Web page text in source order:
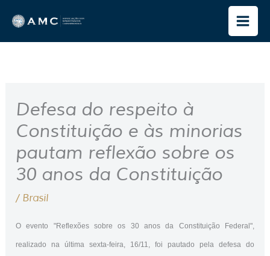
para
o
Defesa do respeito à
Constituição e às minorias
pautam reflexão sobre os
30 anos da Constituição
/ Brasil
O evento "Reflexões sobre os 30 anos da Constituição Federal",
realizado na última sexta-feira, 16/11, foi pautado pela defesa do